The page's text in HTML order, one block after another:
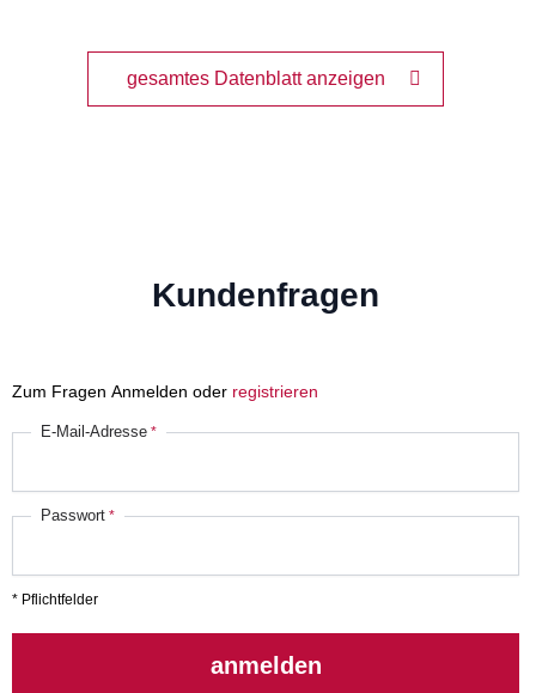
gesamtes Datenblatt anzeigen
Kundenfragen
Zum Fragen Anmelden oder registrieren
E-Mail-Adresse
Passwort
* Pflichtfelder
anmelden